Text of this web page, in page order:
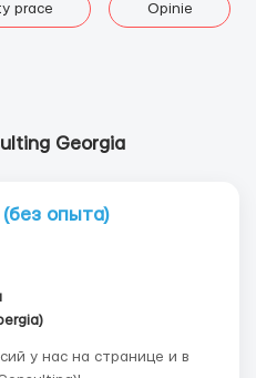
prace Opinie
Georgia
опыта)
у нас на странице и в